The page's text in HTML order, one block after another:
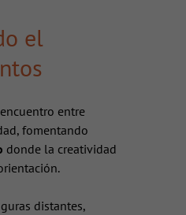
el
entre
fomentando
donde la creatividad
distantes,